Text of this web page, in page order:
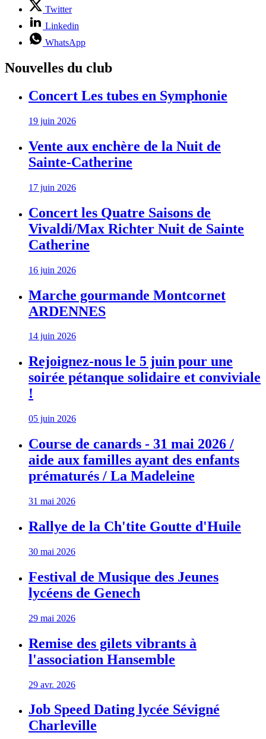
Twitter
Linkedin
WhatsApp
Nouvelles du club
Concert Les tubes en Symphonie
19 juin 2026
Vente aux enchère de la Nuit de
Sainte-Catherine
17 juin 2026
Concert les Quatre Saisons de
Vivaldi/Max Richter Nuit de Sainte
Catherine
16 juin 2026
Marche gourmande Montcornet
ARDENNES
14 juin 2026
Rejoignez-nous le 5 juin pour une
soirée pétanque solidaire et conviviale
!
05 juin 2026
Course de canards - 31 mai 2026 /
aide aux familles ayant des enfants
prématurés / La Madeleine
31 mai 2026
Rallye de la Ch'tite Goutte d'Huile
30 mai 2026
Festival de Musique des Jeunes
lycéens de Genech
29 mai 2026
Remise des gilets vibrants à
l'association Hansemble
29 avr. 2026
Job Speed Dating lycée Sévigné
Charleville